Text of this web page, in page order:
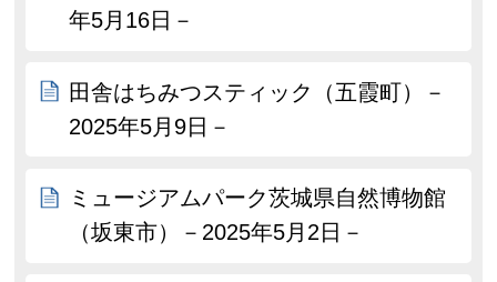
年5月16日－
田舎はちみつスティック（五霞町）－
2025年5月9日－
ミュージアムパーク茨城県自然博物館
（坂東市）－2025年5月2日－